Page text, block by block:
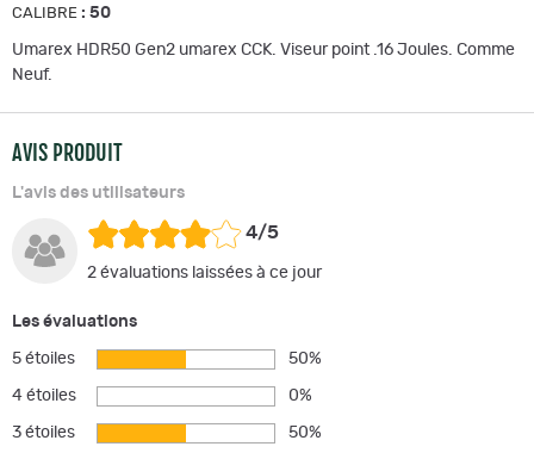
CALIBRE : 50
Umarex HDR50 Gen2 umarex CCK. Viseur point .16 Joules. Comme
Neuf.
AVIS PRODUIT
L'avis des utilisateurs
4/5
2 évaluations laissées à ce jour
Les évaluations
5 étoiles 50%
4 étoiles 0%
3 étoiles 50%